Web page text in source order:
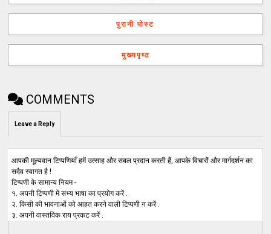
पुरानी पोस्ट
मुख्यपृष्ठ
COMMENTS
Leave a Reply
आपकी मूल्यवान टिप्पणियाँ हमें उत्साह और सबल प्रदान करती हैं, आपके विचारों और मार्गदर्शन का
सदैव स्वागत है !
टिप्पणी के सामान्य नियम -
१. अपनी टिप्पणी में सभ्य भाषा का प्रयोग करें .
२. किसी की भावनाओं को आहत करने वाली टिप्पणी न करें .
३. अपनी वास्तविक राय प्रकट करें .